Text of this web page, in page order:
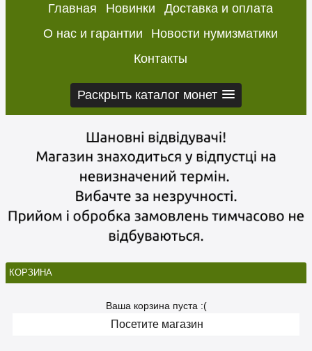
Главная Новинки
Доставка и оплата
О нас и гарантии
Новости нумизматики
Контакты
Раскрыть каталог монет
КОРЗИНА
Ваша корзина пуста :(
Посетите магазин